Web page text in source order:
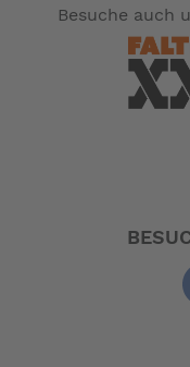
Besuche auch